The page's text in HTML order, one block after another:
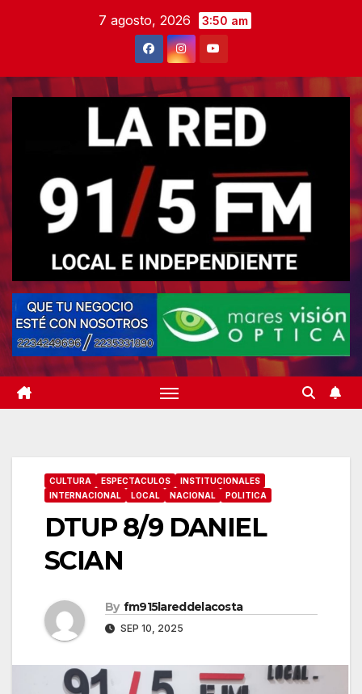
7 agosto, 2026 3:50 am
CULTURA ESPECTACULOS
INSTITUCIONALES
INTERNACIONAL
LOCAL NACIONAL POLITICA
DTUP 8/9 DANIEL
SCIAN
By fm915lareddelacosta
SEP 10, 2025